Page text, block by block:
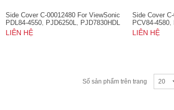
Side Cover C-00012480 For ViewSonic
PDL84-4550, PJD6250L, PJD7830HDL
LIÊN HỆ
Side Cover
PCV84-4580,
PJD7835HD
LIÊN HỆ
Số sản phẩm trên trang